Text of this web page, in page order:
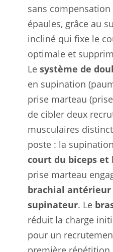
sans
épaules, grâce au
incliné qui fixe le
optimale et
Le système de
en supination
prise marteau
de cibler deux
musculaires
poste : la
court du biceps
prise marteau
brachial
supinateur. Le
réduit la charge
pour un